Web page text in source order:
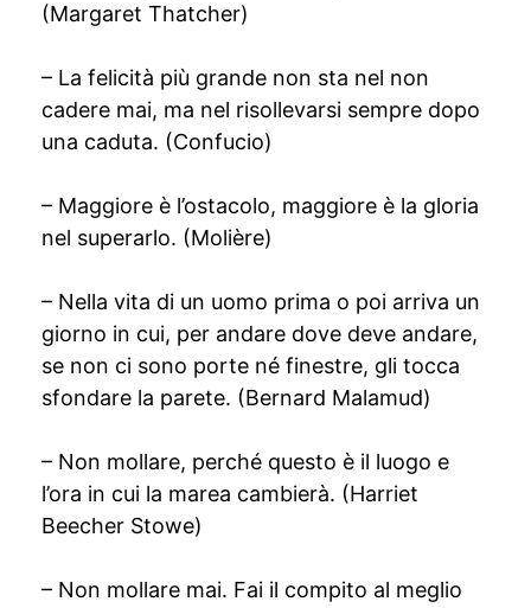
(Margaret Thatcher)
– La felicità più grande non sta nel non
cadere mai, ma nel risollevarsi sempre dopo
una caduta. (Confucio)
– Maggiore è l’ostacolo, maggiore è la gloria
nel superarlo. (Molière)
– Nella vita di un uomo prima o poi arriva un
giorno in cui, per andare dove deve andare,
se non ci sono porte né finestre, gli tocca
sfondare la parete. (Bernard Malamud)
– Non mollare, perché questo è il luogo e
l’ora in cui la marea cambierà. (Harriet
Beecher Stowe)
– Non mollare mai. Fai il compito al meglio